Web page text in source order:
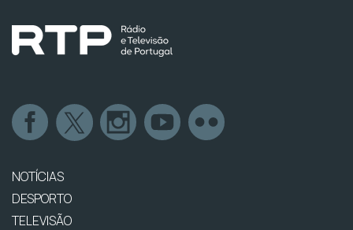
NOTÍCIAS
DESPORTO
TELEVISÃO